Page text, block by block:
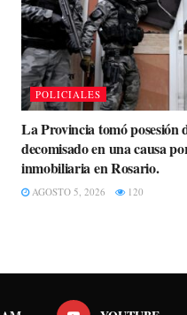
POLICIALES
La Provincia tomó posesión
decomisado en una causa
inmobiliaria en Rosario.
AGOSTO 5, 2026 120